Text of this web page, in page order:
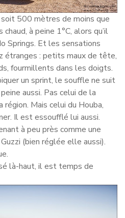
500 mètres de moins que
à peine 1°C, alors qu’il
Springs. Et les sensations
étranges : petits maux de tête,
fourmillents dans les doigts.
un sprint, le souffle ne suit
aussi. Pas celui de la
Mais celui du Houba,
Il est essoufflé lui aussi.
à peu près comme une
(bien réglée elle aussi).
là-haut, il est temps de